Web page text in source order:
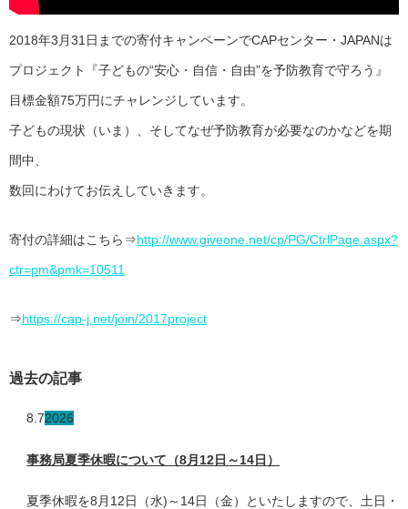
2018年3月31日までの寄付キャンペーンでCAPセンター・JAPANは
プロジェクト『子どもの“安心・自信・自由”を予防教育で守ろう』
目標金額75万円にチャレンジしています。
子どもの現状（いま）、そしてなぜ予防教育が必要なのかなどを期
間中、
数回にわけてお伝えしていきます。
寄付の詳細はこちら⇒http://www.giveone.net/cp/PG/CtrlPage.aspx?
ctr=pm&pmk=10511
⇒https://cap-j.net/join/2017project
過去の記事
8.72026
事務局夏季休暇について（8月12日～14日）
夏季休暇を8月12日（水)～14日（金）といたしますので、土日・